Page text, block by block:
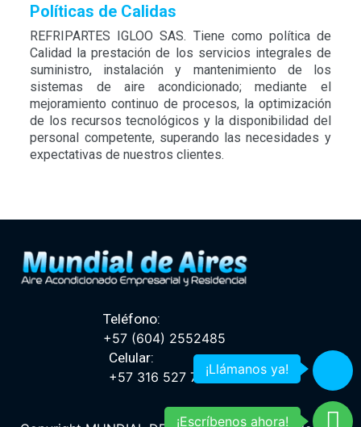
¡Escríbenos ahora!
¡Llámanos ya!
Políticas de Calidas
REFRIPARTES IGLOO SAS. Tiene como política de
Calidad la prestación de los servicios integrales de
suministro, instalación y mantenimiento de los
sistemas de aire acondicionado; mediante el
mejoramiento continuo de procesos, la optimización
de los recursos tecnológicos y la disponibilidad del
personal competente, superando las necesidades y
expectativas de nuestros clientes.
Teléfono:
+57 (604) 2552485
Celular:
+57 316 527 7453